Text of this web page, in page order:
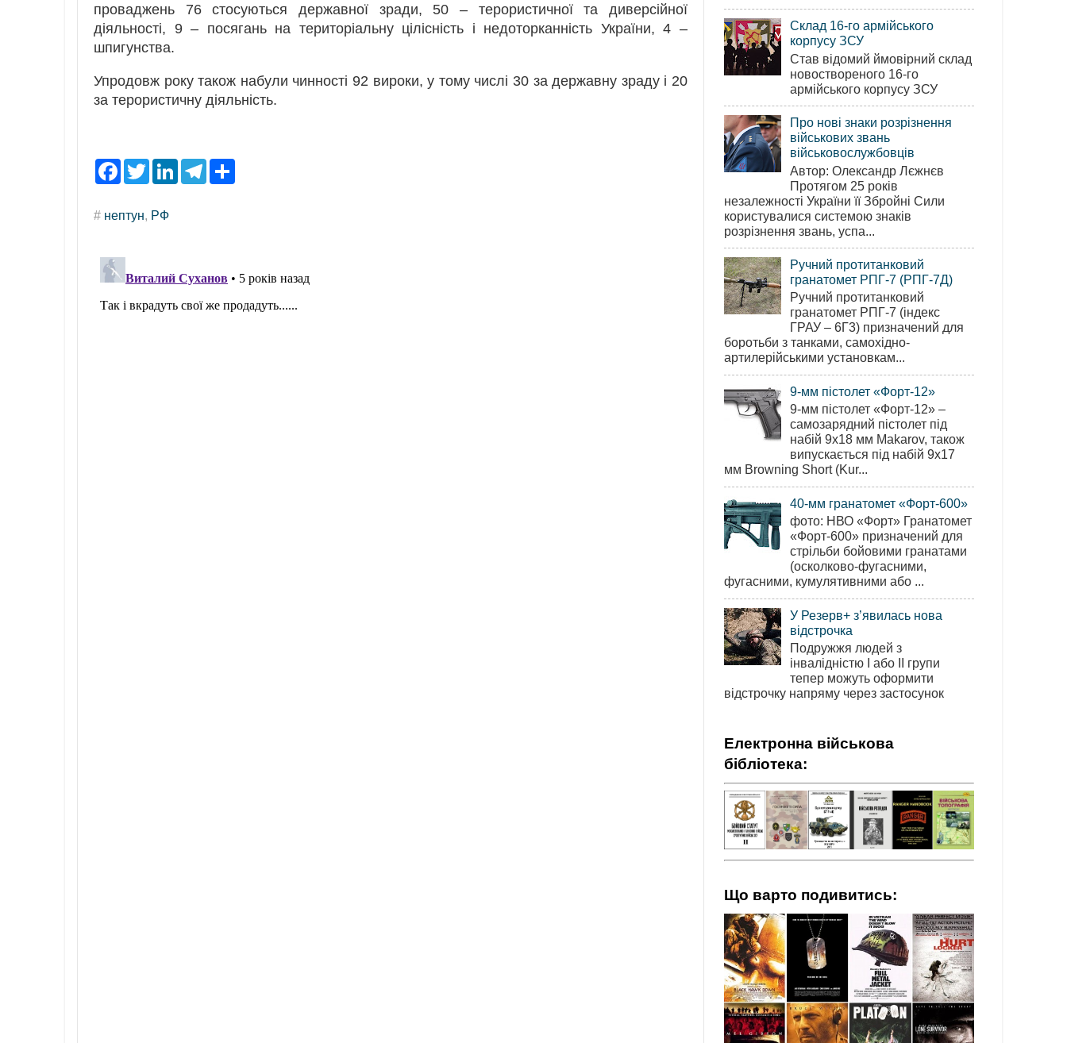
проваджень 76 стосуються державної зради, 50 – терористичної та диверсійної
діяльності, 9 – посягань на територіальну цілісність і недоторканність України, 4 –
шпигунства.
Упродовж року також набули чинності 92 вироки, у тому числі 30 за державну зраду і 20
за терористичну діяльність.
F
a
b
k
T
w
L
T
# нептун РФ
Склад 16-го армійського
корпусу ЗСУ
Став відомий ймовірний склад
новоствореного 16-го
армійського корпусу ЗСУ
Про нові знаки розрізнення
військових звань
військовослужбовців
Автор: Олександр Лєжнєв
Протягом 25 років
незалежності України її Збройні Сили
користувалися системою знаків
розрізнення звань, успа...
Ручний протитанковий
гранатомет РПГ-7 (РПГ-7Д)
Ручний протитанковий
гранатомет РПГ-7 (індекс
ГРАУ – 6Г3) призначений для
боротьби з танками, самохідно-
артилерійськими установкам...
9-мм пістолет «Форт-12»
9-мм пістолет «Форт-12» –
самозарядний пістолет під
набій 9х18 мм Makarov, також
випускається під набій 9х17
мм Browning Short (Kur...
40-мм гранатомет «Форт-600»
фото: НВО «Форт» Гранатомет
«Форт-600» призначений для
стрільби бойовими гранатами
(осколково-фугасними,
фугасними, кумулятивними або ...
У Резерв+ з’явилась нова
відстрочка
Подружжя людей з
інвалідністю І або ІІ групи
тепер можуть оформити
відстрочку напряму через застосунок
Електронна військова
бібліотека:
Що варто подивитись: